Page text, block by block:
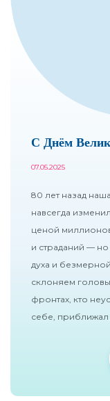
С Днём
07.05.2025
80 лет назад
навсегда
ценой
и страданий —
духа и
склоняем
фронтах, кто
себе,